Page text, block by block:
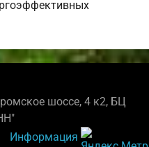
шоссе, 4 к2, БЦ
Информация